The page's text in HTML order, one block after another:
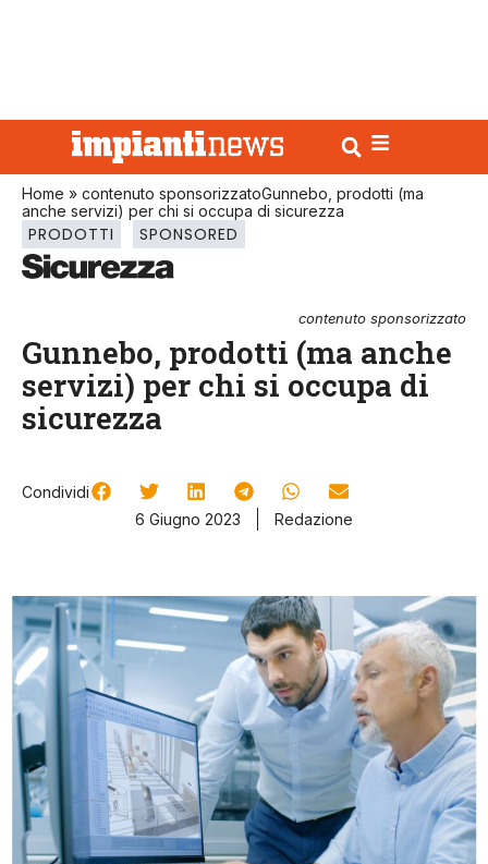
Home » contenuto sponsorizzatoGunnebo, prodotti (ma
anche servizi) per chi si occupa di sicurezza
PRODOTTI SPONSORED
contenuto sponsorizzato
Gunnebo, prodotti (ma anche
servizi) per chi si occupa di
sicurezza
Condividi
6 Giugno 2023
Redazione